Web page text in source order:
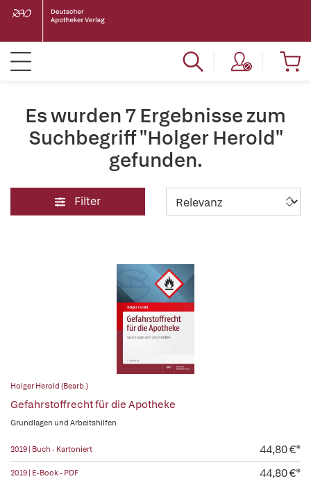
Es wurden 7 Ergebnisse zum
Suchbegriff "Holger Herold"
gefunden.
Filter
Holger Herold (Bearb.)
Gefahrstoffrecht für die Apotheke
Grundlagen und Arbeitshilfen
2019 | Buch - Kartoniert 44,80 €*
2019 | E-Book - PDF 44,80 €*